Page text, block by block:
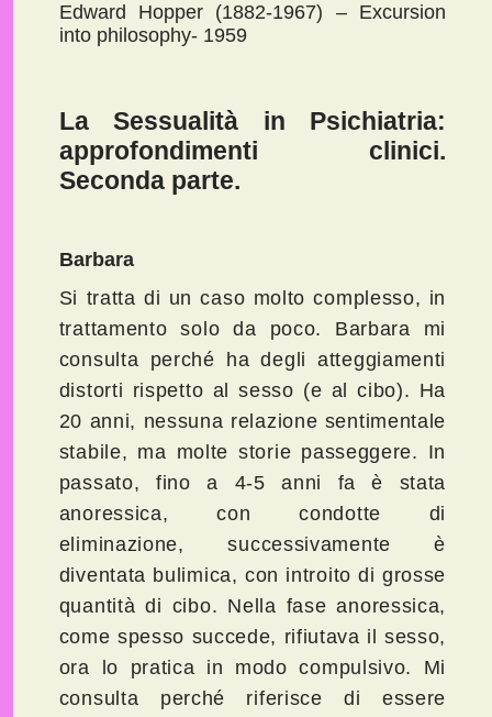
Edward Hopper (1882-1967) – Excursion
into philosophy- 1959
La Sessualità in Psichiatria:
approfondimenti clinici.
Seconda parte.
Barbara
Si tratta di un caso molto complesso, in
trattamento solo da poco. Barbara mi
consulta perché ha degli atteggiamenti
distorti rispetto al sesso (e al cibo). Ha
20 anni, nessuna relazione sentimentale
stabile, ma molte storie passeggere. In
passato, fino a 4-5 anni fa è stata
anoressica, con condotte di
eliminazione, successivamente è
diventata bulimica, con introito di grosse
quantità di cibo. Nella fase anoressica,
come spesso succede, rifiutava il sesso,
ora lo pratica in modo compulsivo. Mi
consulta perché riferisce di essere